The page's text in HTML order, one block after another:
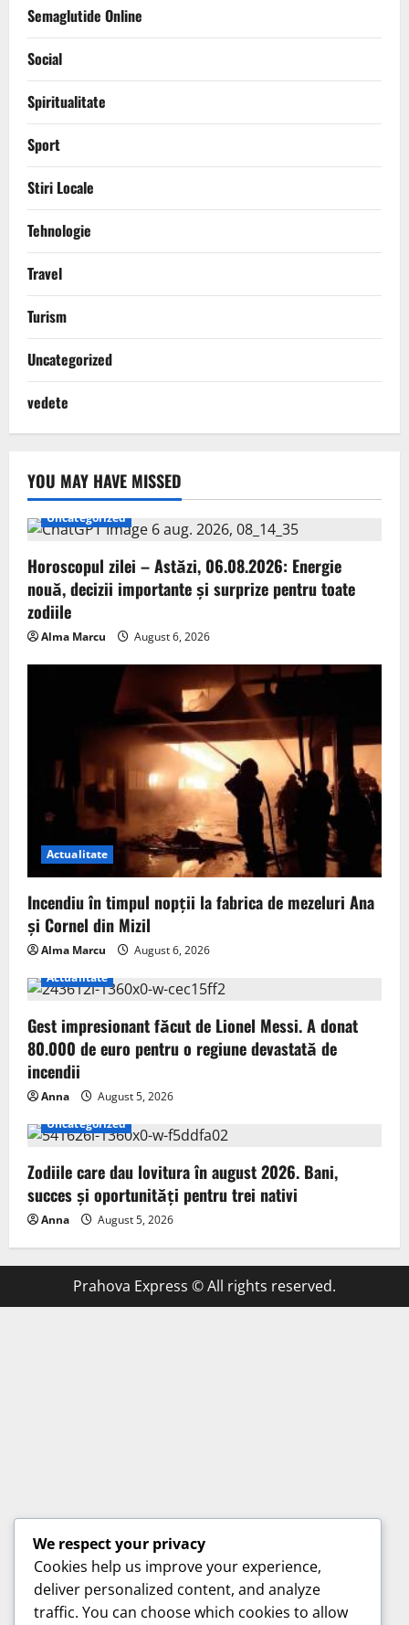
Semaglutide Online
Social
Spiritualitate
Sport
Stiri Locale
Tehnologie
Travel
Turism
Uncategorized
vedete
YOU MAY HAVE MISSED
Uncategorized
Horoscopul zilei – Astăzi, 06.08.2026: Energie
nouă, decizii importante și surprize pentru toate
zodiile
Alma Marcu August 6, 2026
Actualitate
Incendiu în timpul nopții la fabrica de mezeluri Ana
și Cornel din Mizil
Alma Marcu
August 6, 2026
Actualitate
Gest impresionant făcut de Lionel Messi. A donat
80.000 de euro pentru o regiune devastată de
incendii
Anna
August 5, 2026
Uncategorized
Zodiile care dau lovitura în august 2026. Bani,
succes și oportunități pentru trei nativi
Anna August 5, 2026
Prahova Express © All rights reserved.
We respect your privacy
Cookies help us improve your experience,
deliver personalized content, and analyze
traffic. You can choose which cookies to allow